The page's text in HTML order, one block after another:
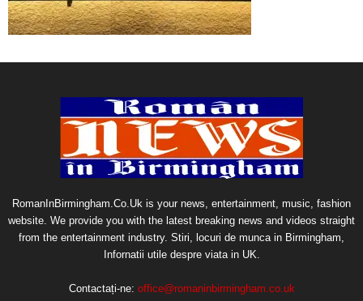
RomanInBirmingham.Co.Uk is your news, entertainment, music, fashion
website. We provide you with the latest breaking news and videos straight
from the entertainment industry. Stiri, locuri de munca in Birmingham,
Infornatii utile despre viata in UK.
Contactați-ne: office@romaninbirmingham.co.uk